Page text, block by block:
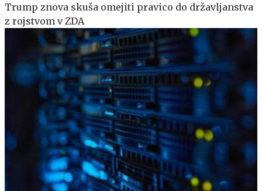
Trump znova skuša omejiti pravico do državljanstva
z rojstvom v ZDA